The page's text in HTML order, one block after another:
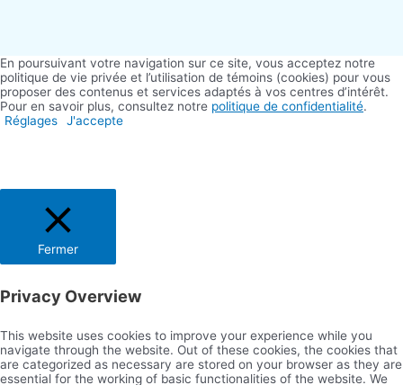
En poursuivant votre navigation sur ce site, vous acceptez notre
politique de vie privée et l’utilisation de témoins (cookies) pour vous
proposer des contenus et services adaptés à vos centres d’intérêt.
Pour en savoir plus, consultez notre politique de confidentialité.
Réglages
J'accepte
Fermer
Privacy Overview
This website uses cookies to improve your experience while you
navigate through the website. Out of these cookies, the cookies that
are categorized as necessary are stored on your browser as they are
essential for the working of basic functionalities of the website. We